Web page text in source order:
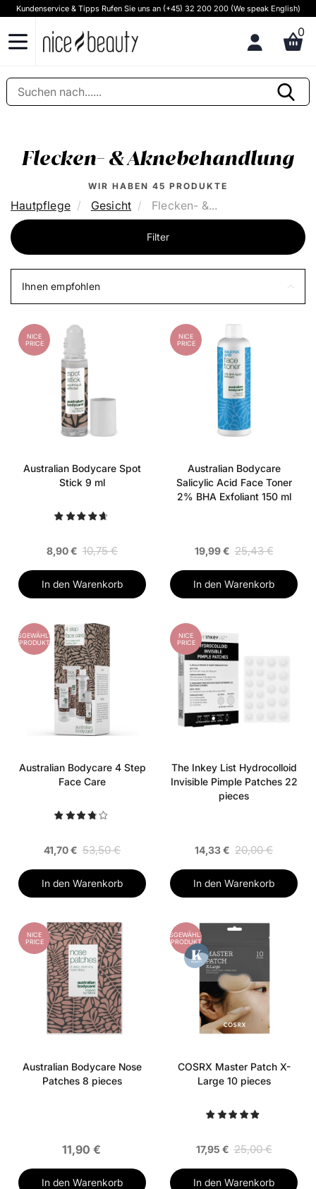
Kundenservice & Tipps Rufen Sie uns an (+45) 32 200 200 (We speak English)
0
Flecken- & Aknebehandlung
WIR HABEN 45 PRODUKTE
Hautpflege Gesicht Flecken- &...
Filter
Ihnen empfohlen
NICE
PRICE
Australian Bodycare Spot
Stick 9 ml
8,90 € 10,75 €
In den Warenkorb
NICE
PRICE
Australian Bodycare
Salicylic Acid Face Toner
2% BHA Exfoliant 150 ml
19,99 € 25,43 €
In den Warenkorb
AUSGEWÄHLTES
PRODUKT
Australian Bodycare 4 Step
Face Care
41,70 € 53,50 €
In den Warenkorb
NICE
PRICE
The Inkey List Hydrocolloid
Invisible Pimple Patches 22
pieces
14,33 € 20,00 €
In den Warenkorb
NICE
PRICE
Australian Bodycare Nose
Patches 8 pieces
11,90 €
In den Warenkorb
AUSGEWÄHLTES
PRODUKT
COSRX Master Patch X-
Large 10 pieces
17,95 € 25,00 €
In den Warenkorb